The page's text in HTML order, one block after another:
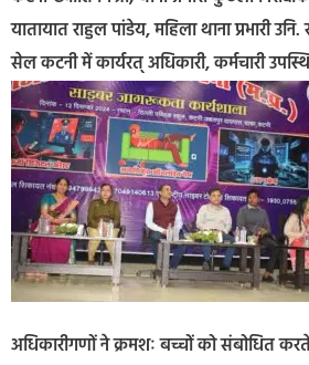
यातायात राहुल पांडेय, महिला थाना प्रभारी
सेल कटनी में कार्यरत् अधिकारी, कर्मचारी
अधिकारीगणों ने क्रमशः बच्चों को संबोधित